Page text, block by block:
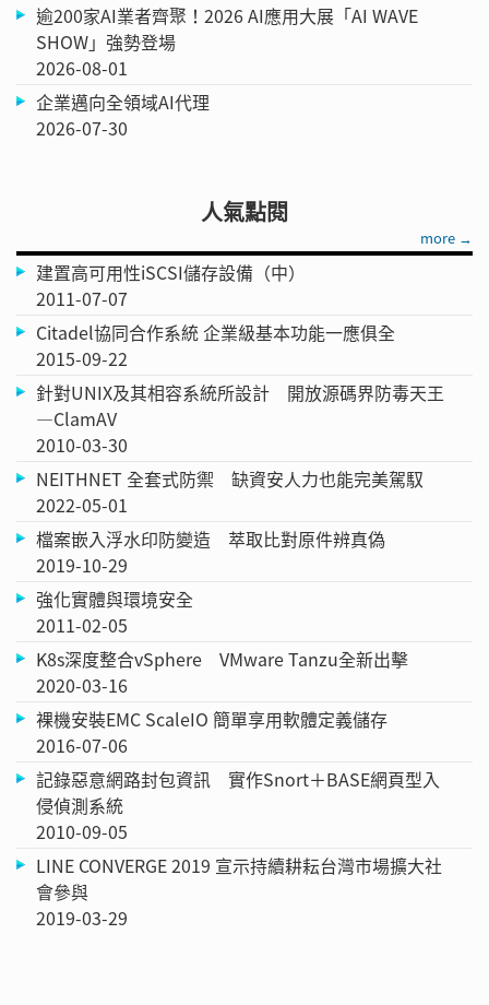
逾200家AI業者齊聚！2026 AI應用大展「AI WAVE
SHOW」強勢登場
2026-08-01
企業邁向全領域AI代理
2026-07-30
人氣點閱
more →
建置高可用性iSCSI儲存設備（中）
2011-07-07
Citadel協同合作系統 企業級基本功能一應俱全
2015-09-22
針對UNIX及其相容系統所設計 開放源碼界防毒天王
—ClamAV
2010-03-30
NEITHNET 全套式防禦 缺資安人力也能完美駕馭
2022-05-01
檔案嵌入浮水印防變造 萃取比對原件辨真偽
2019-10-29
強化實體與環境安全
2011-02-05
K8s深度整合vSphere VMware Tanzu全新出擊
2020-03-16
裸機安裝EMC ScaleIO 簡單享用軟體定義儲存
2016-07-06
記錄惡意網路封包資訊 實作Snort＋BASE網頁型入
侵偵測系統
2010-09-05
LINE CONVERGE 2019 宣示持續耕耘台灣市場擴大社
會參與
2019-03-29